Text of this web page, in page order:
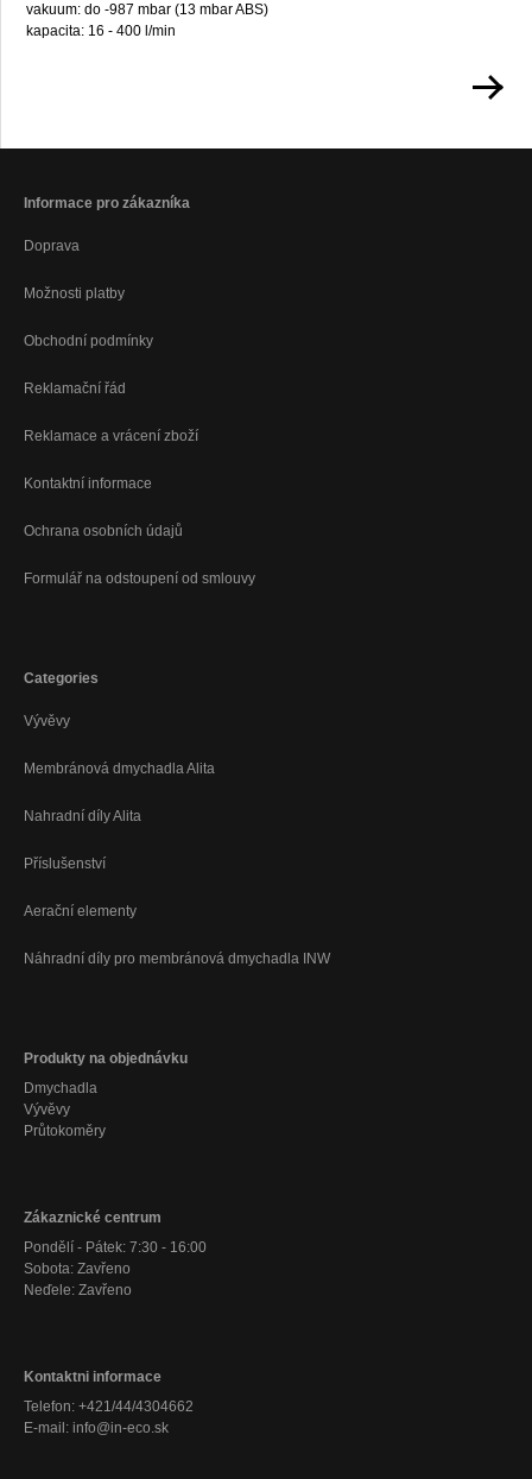
vakuum: do -987 mbar (13 mbar ABS)
kapacita: 16 - 400 l/min
Informace pro zákazníka
Doprava
Možnosti platby
Obchodní podmínky
Reklamační řád
Reklamace a vrácení zboží
Kontaktní informace
Ochrana osobních údajů
Formulář na odstoupení od smlouvy
Categories
Vývěvy
Membránová dmychadla Alita
Nahradní díly Alita
Příslušenství
Aerační elementy
Náhradní díly pro membránová dmychadla INW
Produkty na objednávku
Dmychadla
Vývěvy
Průtokoměry
Zákaznické centrum
Pondělí - Pátek: 7:30 - 16:00
Sobota: Zavřeno
Neďele: Zavřeno
Kontaktni informace
Telefon: +421/44/4304662
E-mail: info@in-eco.sk